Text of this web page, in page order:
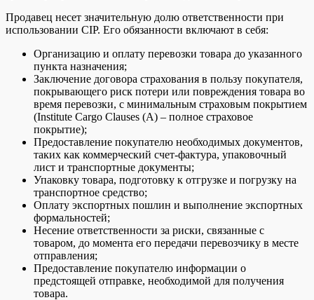
Продавец несет значительную долю ответственности при
использовании CIP. Его обязанности включают в себя:
Организацию и оплату перевозки товара до указанного
пункта назначения;
Заключение договора страхования в пользу покупателя,
покрывающего риск потери или повреждения товара во
время перевозки, с минимальным страховым покрытием
(Institute Cargo Clauses (A) – полное страховое
покрытие);
Предоставление покупателю необходимых документов,
таких как коммерческий счет-фактура, упаковочный
лист и транспортные документы;
Упаковку товара, подготовку к отгрузке и погрузку на
транспортное средство;
Оплату экспортных пошлин и выполнение экспортных
формальностей;
Несение ответственности за риски, связанные с
товаром, до момента его передачи перевозчику в месте
отправления;
Предоставление покупателю информации о
предстоящей отправке, необходимой для получения
товара.